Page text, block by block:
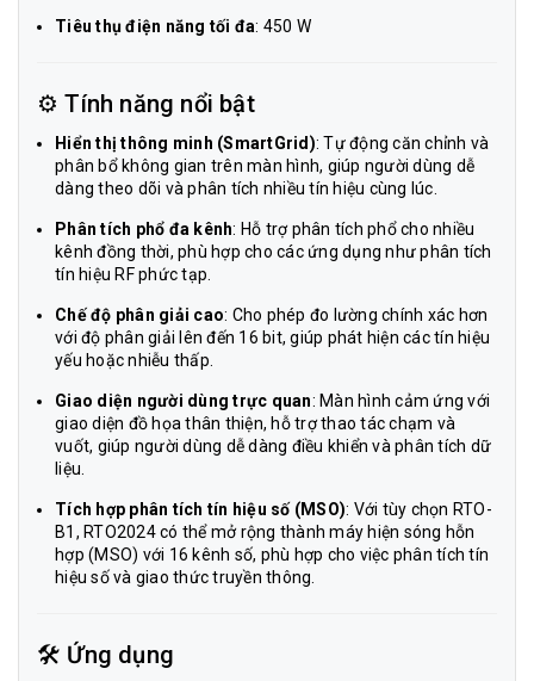
Tiêu thụ điện năng tối đa: 450 W
⚙️ Tính năng nổi bật
Hiển thị thông minh (SmartGrid): Tự động căn chỉnh và
phân bổ không gian trên màn hình, giúp người dùng dễ
dàng theo dõi và phân tích nhiều tín hiệu cùng lúc.
Phân tích phổ đa kênh: Hỗ trợ phân tích phổ cho nhiều
kênh đồng thời, phù hợp cho các ứng dụng như phân tích
tín hiệu RF phức tạp.
Chế độ phân giải cao: Cho phép đo lường chính xác hơn
với độ phân giải lên đến 16 bit, giúp phát hiện các tín hiệu
yếu hoặc nhiễu thấp.
Giao diện người dùng trực quan: Màn hình cảm ứng với
giao diện đồ họa thân thiện, hỗ trợ thao tác chạm và
vuốt, giúp người dùng dễ dàng điều khiển và phân tích dữ
liệu.
Tích hợp phân tích tín hiệu số (MSO): Với tùy chọn RTO-
B1, RTO2024 có thể mở rộng thành máy hiện sóng hỗn
hợp (MSO) với 16 kênh số, phù hợp cho việc phân tích tín
hiệu số và giao thức truyền thông.
🛠️ Ứng dụng